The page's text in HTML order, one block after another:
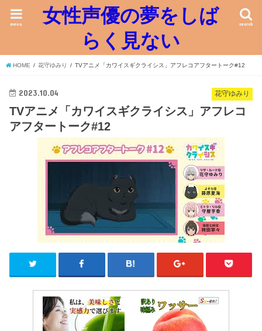
女性声優の夢をしば
らく見ない
search
menu
HOME 花守ゆみり TVアニメ「カワイスギクライシス」アフレコアフタートーク#12
花守ゆみり
2023.10.04
TVアニメ「カワイスギクライシス」アフレコ
アフタートーク#12